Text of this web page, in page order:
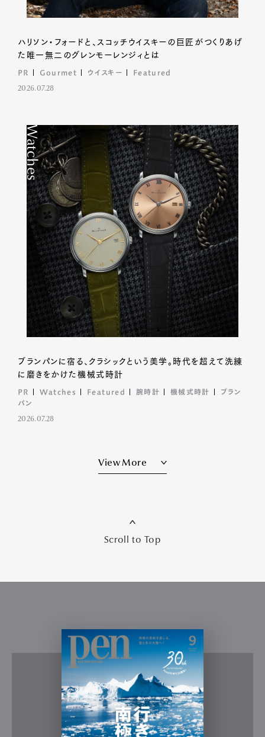
Art&DesignWatch Fashion
Pen Membership
Magazine
Official Columnist
About
Contact
Pen Meet
Pen international Pen tw
ハリソン・フォードと、スコッチウイスキーの巨匠がつくりあげ
た唯一無二のグレンモーレンジィとは
PR Gourmet ウイスキー Featured
2026.07.28
Watches
ブランパンに宿る、クラシックという美学。時代を超えて洗練
に磨きをかけた機械式時計
PR Watches Featured 腕時計 機械式時計
ブラン
パン
2026.07.28
View More
Scroll to Top